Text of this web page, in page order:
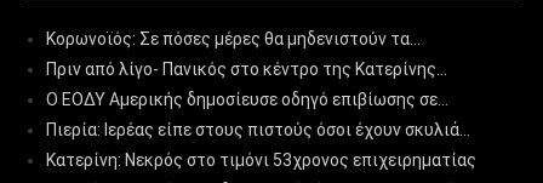
Κορωνοϊός: Σε πόσες μέρες θα μηδενιστούν τα…
Πριν από λίγο- Πανικός στο κέντρο της Κατερίνης…
Ο ΕΟΔΥ Αμερικής δημοσίευσε οδηγό επιβίωσης σε…
Πιερία: Ιερέας είπε στους πιστούς όσοι έχουν σκυλιά…
Κατερίνη: Νεκρός στο τιμόνι 53χρονος επιχειρηματίας